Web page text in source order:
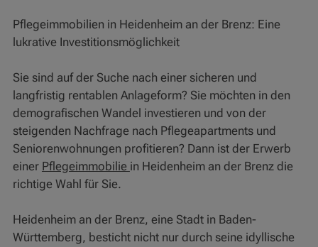
Pflegeimmobilien in Heidenheim an der Brenz: Eine
lukrative Investitionsmöglichkeit
Sie sind auf der Suche nach einer sicheren und
langfristig rentablen Anlageform? Sie möchten in den
demografischen Wandel investieren und von der
steigenden Nachfrage nach Pflegeapartments und
Seniorenwohnungen profitieren? Dann ist der Erwerb
einer Pflegeimmobilie in Heidenheim an der Brenz die
richtige Wahl für Sie.
Heidenheim an der Brenz, eine Stadt in Baden-
Württemberg, besticht nicht nur durch seine idyllische